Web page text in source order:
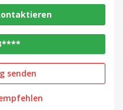
senden